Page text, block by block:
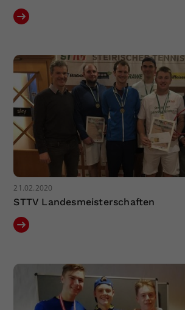
21.02.2020
STTV Landesmeisterschaften